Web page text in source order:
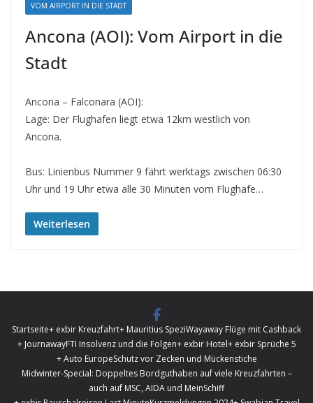
VOM AIRPORT IN DIE STADT
Ancona (AOI): Vom Airport in die
Stadt
Ancona – Falconara (AOI):
Lage: Der Flughafen liegt etwa 12km westlich von
Ancona.
Bus: Linienbus Nummer 9 fährt werktags zwischen 06:30
Uhr und 19 Uhr etwa alle 30 Minuten vom Flughafe…
Weiterlesen
Startseite+ exbir Kreuzfahrt+ Mauritius SpeziWayaway Flüge mit Cashback
+ JournawayFTI Insolvenz und die Folgen+ exbir Hotel+ exbir Sprüche 5
+ Auto EuropeSchutz vor Zecken und Mückenstiche
Midwinter-Special: Doppeltes Bordguthaben auf viele Kreuzfahrten –
auch auf MSC, AIDA und MeinSchiff